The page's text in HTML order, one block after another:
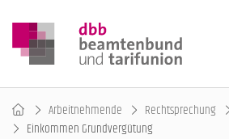
Arbeitnehmende Rechtsprechung
Einkommen Grundvergütung